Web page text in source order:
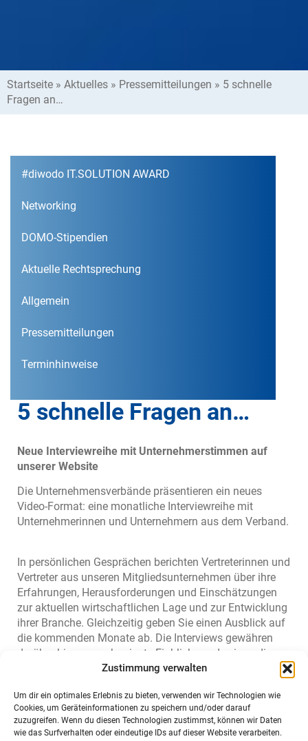
Zustimmung verwalten
Um dir ein optimales Erlebnis zu bieten, verwenden wir Technologien wie
Cookies, um Geräteinformationen zu speichern und/oder darauf
zuzugreifen. Wenn du diesen Technologien zustimmst, können wir Daten
wie das Surfverhalten oder eindeutige IDs auf dieser Website verarbeiten.
Startseite » Aktuelles » Pressemitteilungen » 5 schnelle
Fragen an…
#diwodo IT.SOLUTION AWARD
Networking
DOMO-Stipendien
Aktuelle Rechtsprechung
Allgemein
Pressemitteilungen
Terminhinweise
5 schnelle Fragen an…
Neue Interviewreihe mit Unternehmerstimmen auf
unserer Website
Die Unternehmensverbände präsentieren ein neues
Video-Format: eine monatliche Interviewreihe mit
Unternehmerinnen und Unternehmern aus dem Verband.
In persönlichen Gesprächen berichten Vertreterinnen und
Vertreter aus unseren Mitgliedsunternehmen über ihre
Erfahrungen, Herausforderungen und Einschätzungen
zur aktuellen wirtschaftlichen Lage und zur Entwicklung
ihrer Branche. Gleichzeitig geben Sie einen Ausblick auf
die kommenden Monate ab. Die Interviews gewähren
darüber hinaus auch private Einblicke und zeigen die
Menschen hinter den Unternehmen.
Ziel ist es, unseren Unternehmern und
Unternehmerinnen und damit der regionalen